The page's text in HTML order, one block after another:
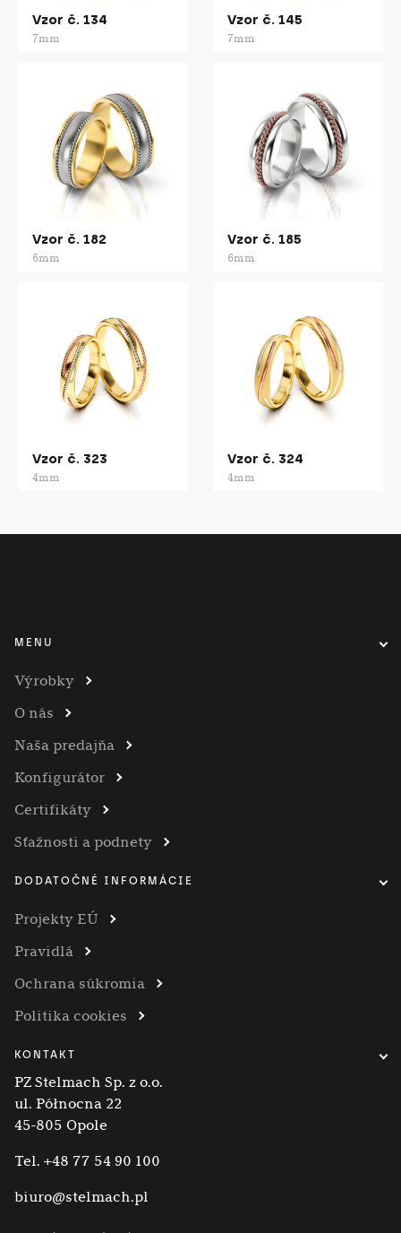
Vzor č. 134
7mm
Vzor č. 145
7mm
Vzor č. 182
6mm
Vzor č. 185
6mm
Vzor č. 323
4mm
Vzor č. 324
4mm
MENU
Výrobky
O nás
Naša predajňa
Konfigurátor
Certifikáty
Sťažnosti a podnety
DODATOČNÉ INFORMÁCIE
Projekty EÚ
Pravidlá
Ochrana súkromia
Politika cookies
KONTAKT
PZ Stelmach Sp. z o.o.
ul. Północna 22
45-805 Opole
Tel. +48 77 54 90 100
biuro@stelmach.pl